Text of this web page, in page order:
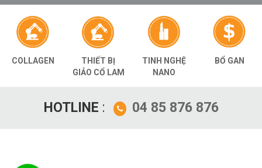
COLLAGEN
THIẾT BỊ
GIẢO CỔ LAM
TINH NGHỆ
NANO
BỔ GAN
HOTLINE : 04 85 876 876